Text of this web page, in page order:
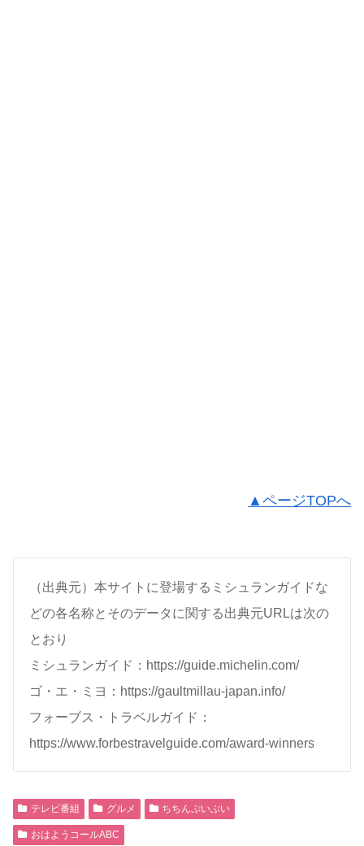
▲ページTOPへ
（出典元）本サイトに登場するミシュランガイドな
どの各名称とそのデータに関する出典元URLは次の
とおり
ミシュランガイド：https://guide.michelin.com/
ゴ・エ・ミヨ：https://gaultmillau-japan.info/
フォーブス・トラベルガイド：
https://www.forbestravelguide.com/award-winners
テレビ番組 グルメ ちちんぷいぷい
おはようコールABC